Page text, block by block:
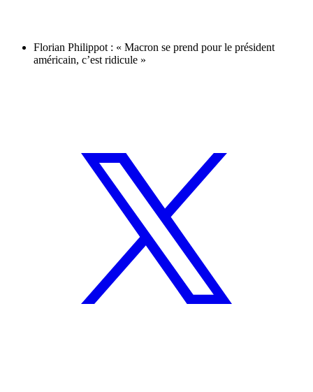
Florian Philippot : « Macron se prend pour le président
américain, c’est ridicule »